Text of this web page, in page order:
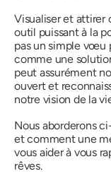
Visualiser et attirer
outil puissant à la
pas un simple vœu
comme une
peut assurément
ouvert et
notre vision de la
Nous aborderons
et comment une
vous aider à vous
rêves.